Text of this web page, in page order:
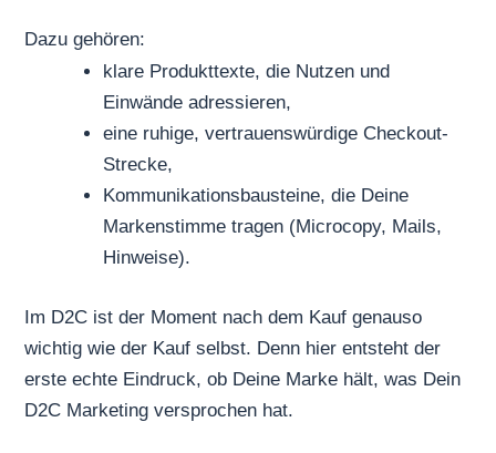
Dazu gehören:
klare Produkttexte, die Nutzen und
Einwände adressieren,
eine ruhige, vertrauenswürdige Checkout-
Strecke,
Kommunikationsbausteine, die Deine
Markenstimme tragen (Microcopy, Mails,
Hinweise).
Im D2C ist der Moment nach dem Kauf genauso
wichtig wie der Kauf selbst. Denn hier entsteht der
erste echte Eindruck, ob Deine Marke hält, was Dein
D2C Marketing versprochen hat.